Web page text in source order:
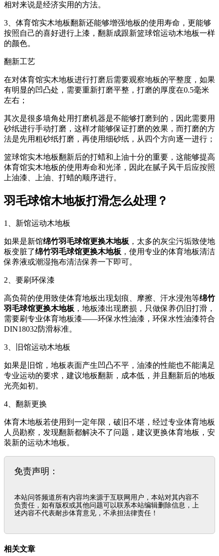
相对来说是经济实用的方法。
3、体育馆实木地板翻新还能够增强地板的使用寿命，更能够
按照自己的喜好进行上漆，翻新成跟新篮球馆运动木地板一样
的颜色。
翻新工艺
在对体育馆实木地板进行打磨后需要观察地板的平整度，如果
有明显的凹凸处，需要重新打磨平整，打磨的厚度在0.5毫米
左右；
其次是很多墙角处用打磨机器是不能够打磨到的，因此需要用
砂纸进行手动打磨，这样才能够保证打磨的效果，而打磨的方
法是先用粗砂纸打磨，再使用细砂纸，从四个方向逐一进行；
篮球馆实木地板翻新后的打蜡和上油十分的重要，这能够提高
体育馆实木地板的使用寿命和光泽，因此在腻子风干后应按照
上油漆、上油、打蜡的顺序进行。
羽毛球馆木地板打滑怎么处理？
1、新馆运动木地板
如果是新馆绵竹羽毛球馆更换木地板 ，太多的灰尘污垢致使地
板变脏了绵竹羽毛球馆更换木地板 ，使用专业的体育地板清洁
保养液或潮湿拖布清洁保养一下即可。
2、要刷环保漆
高负荷的使用致使体育地板出现划痕、摩擦、汗水浸泡等绵竹
羽毛球馆更换木地板 ，地板漆出现磨损，只做保养仍旧打滑，
需要刷专业体育地板漆­­——环保水性油漆，环保水性油漆符合
DIN18032防滑标准。
3、旧馆运动木地板
如果是旧馆，地板表面产生凹凸不平，油漆的性能也不能满足
专业运动的要求，建议地板翻新，成本低，并且翻新后的地板
光亮如初。
4、翻新更换
体育木地板若使用到一定年限，破旧不堪，经过专业体育地板
人员勘察，发现翻新都解决不了问题，建议更换体育地板，安
装新的运动木地板。
免责声明：
本站问答频道所有内容均来源于互联网用户，本站对其内容不
负责任，如有版权或其他问题可以联系本站编辑删除信息，上
述内容不代表耐步体育意见，不承担法律责任！
相关文章